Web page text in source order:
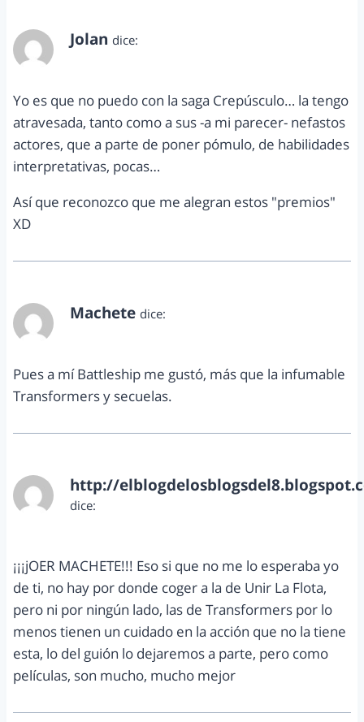
Jolan dice:
Yo es que no puedo con la saga Crepúsculo… la tengo
atravesada, tanto como a sus -a mi parecer- nefastos
actores, que a parte de poner pómulo, de habilidades
interpretativas, pocas…
Así que reconozco que me alegran estos "premios"
XD
Machete dice:
Pues a mí Battleship me gustó, más que la infumable
Transformers y secuelas.
http://
dice:
¡¡¡jOER MACHETE!!! Eso si que no me lo esperaba yo
de ti, no hay por donde coger a la de Unir La Flota,
pero ni por ningún lado, las de Transformers por lo
menos tienen un cuidado en la acción que no la tiene
esta, lo del guión lo dejaremos a parte, pero como
películas, son mucho, mucho mejor